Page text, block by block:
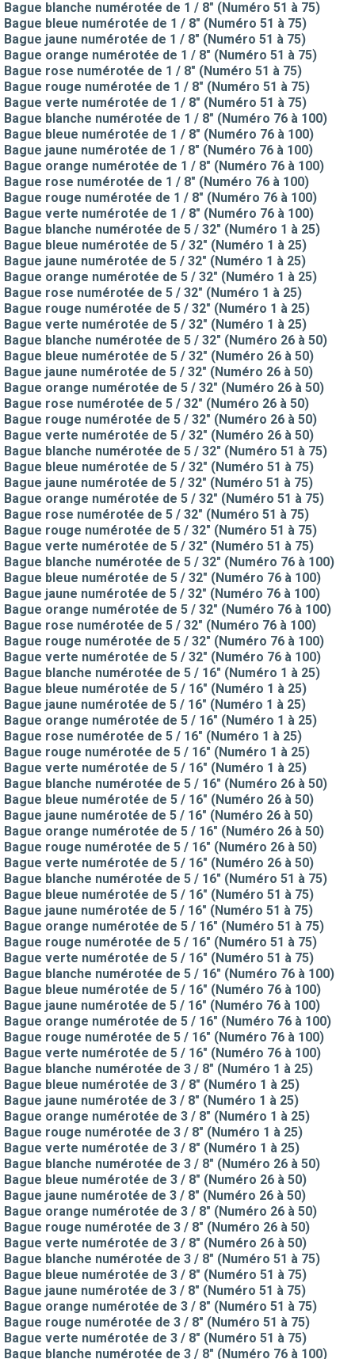
Bague blanche numérotée de 1 / 8" (Numéro 51 à 75)
Bague bleue numérotée de 1 / 8" (Numéro 51 à 75)
Bague jaune numérotée de 1 / 8" (Numéro 51 à 75)
Bague orange numérotée de 1 / 8" (Numéro 51 à 75)
Bague rose numérotée de 1 / 8" (Numéro 51 à 75)
Bague rouge numérotée de 1 / 8" (Numéro 51 à 75)
Bague verte numérotée de 1 / 8" (Numéro 51 à 75)
Bague blanche numérotée de 1 / 8" (Numéro 76 à 100)
Bague bleue numérotée de 1 / 8" (Numéro 76 à 100)
Bague jaune numérotée de 1 / 8" (Numéro 76 à 100)
Bague orange numérotée de 1 / 8" (Numéro 76 à 100)
Bague rose numérotée de 1 / 8" (Numéro 76 à 100)
Bague rouge numérotée de 1 / 8" (Numéro 76 à 100)
Bague verte numérotée de 1 / 8" (Numéro 76 à 100)
Bague blanche numérotée de 5 / 32" (Numéro 1 à 25)
Bague bleue numérotée de 5 / 32" (Numéro 1 à 25)
Bague jaune numérotée de 5 / 32" (Numéro 1 à 25)
Bague orange numérotée de 5 / 32" (Numéro 1 à 25)
Bague rose numérotée de 5 / 32" (Numéro 1 à 25)
Bague rouge numérotée de 5 / 32" (Numéro 1 à 25)
Bague verte numérotée de 5 / 32" (Numéro 1 à 25)
Bague blanche numérotée de 5 / 32" (Numéro 26 à 50)
Bague bleue numérotée de 5 / 32" (Numéro 26 à 50)
Bague jaune numérotée de 5 / 32" (Numéro 26 à 50)
Bague orange numérotée de 5 / 32" (Numéro 26 à 50)
Bague rose numérotée de 5 / 32" (Numéro 26 à 50)
Bague rouge numérotée de 5 / 32" (Numéro 26 à 50)
Bague verte numérotée de 5 / 32" (Numéro 26 à 50)
Bague blanche numérotée de 5 / 32" (Numéro 51 à 75)
Bague bleue numérotée de 5 / 32" (Numéro 51 à 75)
Bague jaune numérotée de 5 / 32" (Numéro 51 à 75)
Bague orange numérotée de 5 / 32" (Numéro 51 à 75)
Bague rose numérotée de 5 / 32" (Numéro 51 à 75)
Bague rouge numérotée de 5 / 32" (Numéro 51 à 75)
Bague verte numérotée de 5 / 32" (Numéro 51 à 75)
Bague blanche numérotée de 5 / 32" (Numéro 76 à 100)
Bague bleue numérotée de 5 / 32" (Numéro 76 à 100)
Bague jaune numérotée de 5 / 32" (Numéro 76 à 100)
Bague orange numérotée de 5 / 32" (Numéro 76 à 100)
Bague rose numérotée de 5 / 32" (Numéro 76 à 100)
Bague rouge numérotée de 5 / 32" (Numéro 76 à 100)
Bague verte numérotée de 5 / 32" (Numéro 76 à 100)
Bague blanche numérotée de 5 / 16" (Numéro 1 à 25)
Bague bleue numérotée de 5 / 16" (Numéro 1 à 25)
Bague jaune numérotée de 5 / 16" (Numéro 1 à 25)
Bague orange numérotée de 5 / 16" (Numéro 1 à 25)
Bague rose numérotée de 5 / 16" (Numéro 1 à 25)
Bague rouge numérotée de 5 / 16" (Numéro 1 à 25)
Bague verte numérotée de 5 / 16" (Numéro 1 à 25)
Bague blanche numérotée de 5 / 16" (Numéro 26 à 50)
Bague bleue numérotée de 5 / 16" (Numéro 26 à 50)
Bague jaune numérotée de 5 / 16" (Numéro 26 à 50)
Bague orange numérotée de 5 / 16" (Numéro 26 à 50)
Bague rouge numérotée de 5 / 16" (Numéro 26 à 50)
Bague verte numérotée de 5 / 16" (Numéro 26 à 50)
Bague blanche numérotée de 5 / 16" (Numéro 51 à 75)
Bague bleue numérotée de 5 / 16" (Numéro 51 à 75)
Bague jaune numérotée de 5 / 16" (Numéro 51 à 75)
Bague orange numérotée de 5 / 16" (Numéro 51 à 75)
Bague rouge numérotée de 5 / 16" (Numéro 51 à 75)
Bague verte numérotée de 5 / 16" (Numéro 51 à 75)
Bague blanche numérotée de 5 / 16" (Numéro 76 à 100)
Bague bleue numérotée de 5 / 16" (Numéro 76 à 100)
Bague jaune numérotée de 5 / 16" (Numéro 76 à 100)
Bague orange numérotée de 5 / 16" (Numéro 76 à 100)
Bague rouge numérotée de 5 / 16" (Numéro 76 à 100)
Bague verte numérotée de 5 / 16" (Numéro 76 à 100)
Bague blanche numérotée de 3 / 8" (Numéro 1 à 25)
Bague bleue numérotée de 3 / 8" (Numéro 1 à 25)
Bague jaune numérotée de 3 / 8" (Numéro 1 à 25)
Bague orange numérotée de 3 / 8" (Numéro 1 à 25)
Bague rouge numérotée de 3 / 8" (Numéro 1 à 25)
Bague verte numérotée de 3 / 8" (Numéro 1 à 25)
Bague blanche numérotée de 3 / 8" (Numéro 26 à 50)
Bague bleue numérotée de 3 / 8" (Numéro 26 à 50)
Bague jaune numérotée de 3 / 8" (Numéro 26 à 50)
Bague orange numérotée de 3 / 8" (Numéro 26 à 50)
Bague rouge numérotée de 3 / 8" (Numéro 26 à 50)
Bague verte numérotée de 3 / 8" (Numéro 26 à 50)
Bague blanche numérotée de 3 / 8" (Numéro 51 à 75)
Bague bleue numérotée de 3 / 8" (Numéro 51 à 75)
Bague jaune numérotée de 3 / 8" (Numéro 51 à 75)
Bague orange numérotée de 3 / 8" (Numéro 51 à 75)
Bague rouge numérotée de 3 / 8" (Numéro 51 à 75)
Bague verte numérotée de 3 / 8" (Numéro 51 à 75)
Bague blanche numérotée de 3 / 8" (Numéro 76 à 100)